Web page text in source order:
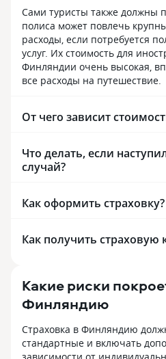
Сами туристы также должны
полиса может повлечь
расходы, если потребуется
услуг. Их стоимость для
Финляндии очень высокая,
все расходы на путешествие.
От чего зависит
Что делать, если
случай?
Как оформить страховку?
Как получить
Какие риски
Финляндию
Страховка в Финляндию
стандартные и включать